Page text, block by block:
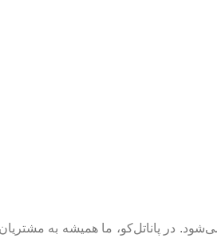
در پاناتل‌کو، ما همیشه به